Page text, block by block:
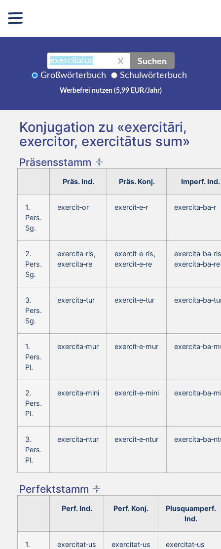
X Suchen
Großwörterbuch Schulwörterbuch
Werbefrei nutzen (5,99 EUR/Jahr)
Konjugation zu «exercitāri,
exercitor, exercitātus sum»
Präsensstamm
Präs. Ind. Präs. Konj. Imperf. Ind.
1.
Pers.
Sg.
exercit‑or exercit‑e‑r exercita‑ba‑r
2.
Pers.
Sg.
exercita‑ris,
exercita‑re
exercit‑e‑ris,
exercit‑e‑re
exercita‑ba‑re
3.
Pers.
Sg.
exercita‑tur exercit‑e‑tur
1.
Pers.
Pl.
exercita‑mur exercit‑e‑mur
2.
Pers.
Pl.
exercita‑mini exercit‑e‑mini
3.
Pers.
Pl.
exercita‑ntur exercit‑e‑ntur
Perfektstamm
Perf. Ind. Perf. Konj.
Plusquamperf.
Ind.
1.
exercitat‑us
exercitat‑us
exercitat‑us